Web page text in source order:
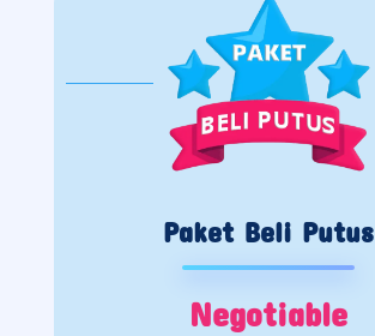
Paket Beli Putus
Negotiable